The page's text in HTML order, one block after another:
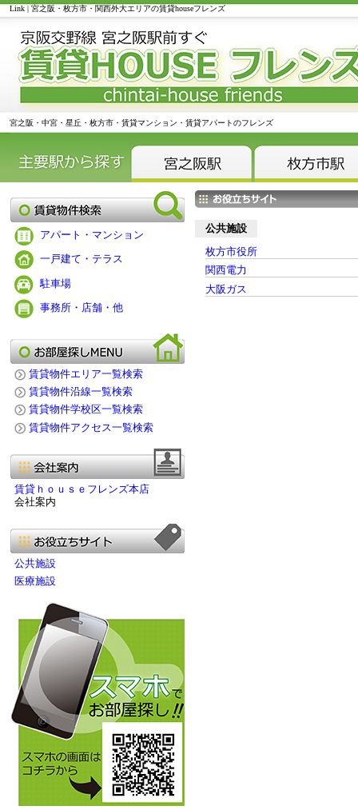
Link | 宮之阪・枚方市・関西外大エリアの賃貸houseフレンズ
宮之阪・中宮・星丘・枚方市・賃貸マンション・賃貸アパートのフレンズ
アパート・マンション
一戸建て・テラス
駐車場
事務所・店舗・他
賃貸物件エリア一覧検索
賃貸物件沿線一覧検索
賃貸物件学校区一覧検索
賃貸物件アクセス一覧検索
賃貸ｈｏｕｓｅフレンズ本店
会社案内
公共施設
医療施設
公共施設
枚方市役所
関西電力
大阪ガス